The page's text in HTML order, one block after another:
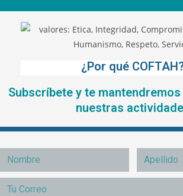
¿Por qué
Subscríbete y te
nuestras